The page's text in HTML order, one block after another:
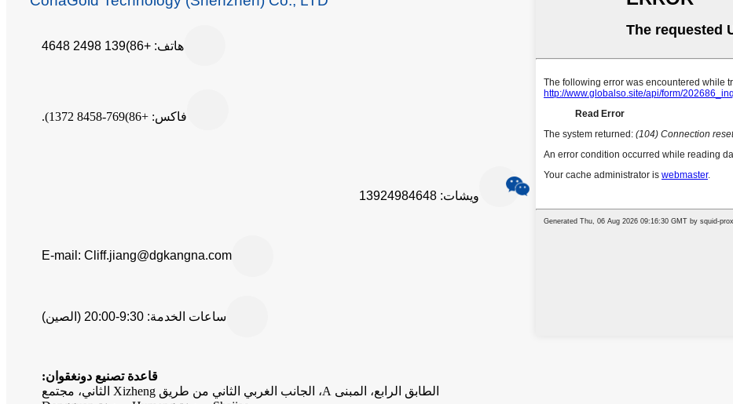
هاتف: +86)139 2498 4648
فاكس: +86)769-8458 1372).
ويشات: 13924984648
E-mail: Cliff.jiang@dgkangna.com
ساعات الخدمة: 9:30-20:00 (الصين)
قاعدة تصنيع دونغقوان:
الطابق الرابع، المبنى A، الجانب الغربي الثاني من طريق Xizheng الثاني، مجتمع